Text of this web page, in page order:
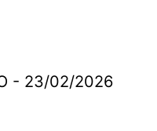
- 23/02/2026